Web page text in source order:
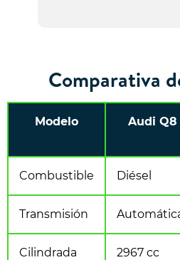
Comparativa
Modelo Audi Q8
Combustible Diésel
Transmisión
Cilindrada 2967 cc